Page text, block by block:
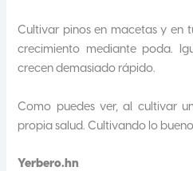
Cultivar pinos en macetas y en
crecimiento mediante poda.
crecen demasiado rápido.
Como puedes ver, al cultivar
propia salud. Cultivando lo
Yerbero.hn